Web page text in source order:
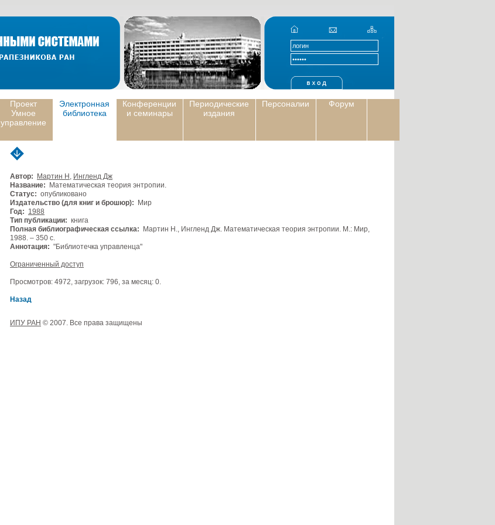
Проект
Умное
управление
Электронная
библиотека
Конференции
и семинары
Периодические
издания
Персоналии Форум
Автор: Мартин Н , Ингленд Дж
Название: Математическая теория энтропии.
Статус: опубликовано
Издательство (для книг и брошюр): Мир
Год: 1988
Тип публикации: книга
Полная библиографическая ссылка: Мартин Н., Ингленд Дж. Математическая теория энтропии. М.: Мир,
1988. – 350 с.
Аннотация: "Библиотечка управленца"
Ограниченный доступ
Просмотров: 4972, загрузок: 796, за месяц: 0.
Назад
ИПУ РАН © 2007. Все права защищены